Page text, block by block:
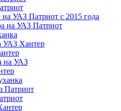
УАЗ Патриот с 2015 года
на УАЗ Патриот
УАЗ Хантер
на УАЗ
Патриот